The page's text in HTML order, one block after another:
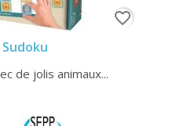
de jolis animaux...
favorite_border